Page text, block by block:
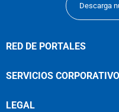
Descarga
RED DE PORTALES
SERVICIOS
LEGAL